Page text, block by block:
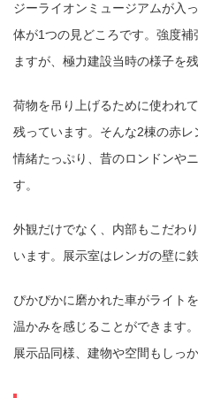
ジーライオンミュージアムが入
体が1つの見どころです。強度
ますが、極力建設当時の様子を
荷物を吊り上げるために使われ
残っています。そんな2棟の赤
情緒たっぷり、昔のロンドンや
す。
外観だけでなく、内部もこだわ
います。展示室はレンガの壁に
ぴかぴかに磨かれた車がライト
温かみを感じることができます
展示品同様、建物や空間もしっ